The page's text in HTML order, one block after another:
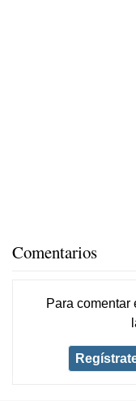
Comentarios
Para comentar